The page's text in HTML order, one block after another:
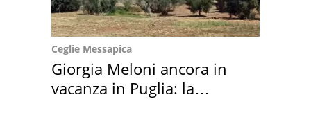
Ceglie Messapica
Giorgia Meloni ancora in
vacanza in Puglia: la